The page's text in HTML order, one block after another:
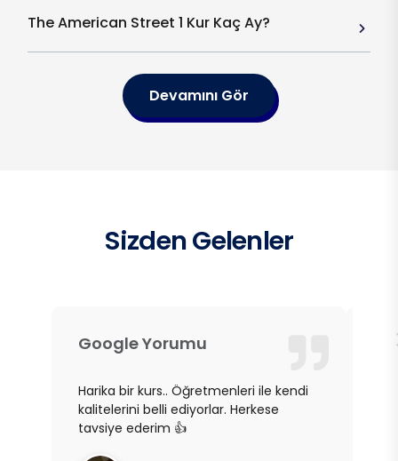
The American Street 1 Kur Kaç Ay?
Devamını Gör
Sizden Gelenler
Google Yorumu
Harika bir kurs.. Öğretmenleri ile kendi
kalitelerini belli ediyorlar. Herkese
tavsiye ederim 👍